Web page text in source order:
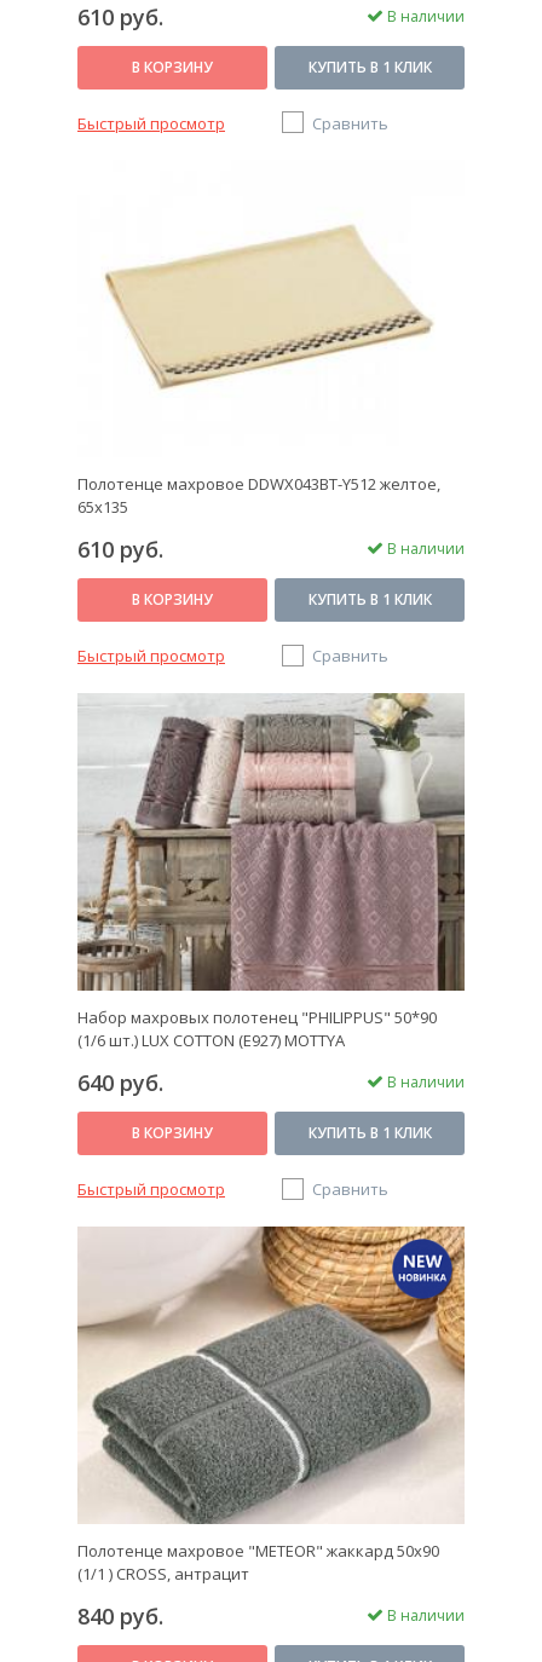
610 руб. В наличии
В КОРЗИНУ КУПИТЬ В 1 КЛИК
Быстрый просмотр Сравнить
Полотенце махровое DDWX043BT-Y512 желтое,
65x135
610 руб. В наличии
В КОРЗИНУ КУПИТЬ В 1 КЛИК
Быстрый просмотр Сравнить
Набор махровых полотенец "PHILIPPUS" 50*90
(1/6 шт.) LUX COTTON (E927) MOTTYA
640 руб. В наличии
В КОРЗИНУ КУПИТЬ В 1 КЛИК
Быстрый просмотр Сравнить
Полотенце махровое "METEOR" жаккард 50х90
(1/1 ) CROSS, антрацит
840 руб. В наличии